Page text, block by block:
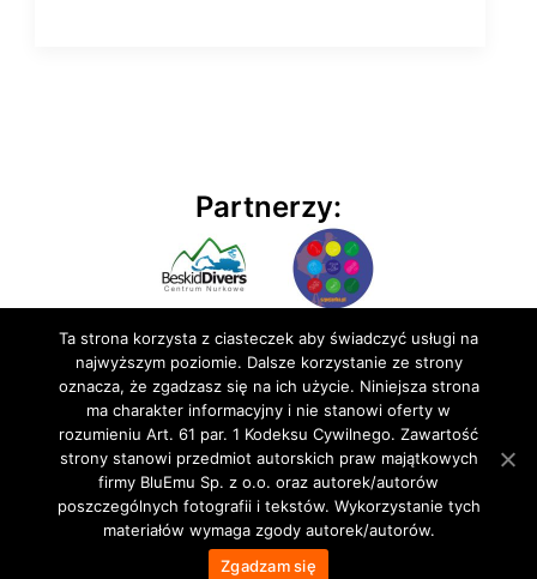
Partnerzy:
© 2020 BluEmu sp. z o.o. Wszelkie prawa zastrzeżone
Ta strona korzysta z ciasteczek aby świadczyć usługi na
najwyższym poziomie. Dalsze korzystanie ze strony
oznacza, że zgadzasz się na ich użycie. Niniejsza strona
ma charakter informacyjny i nie stanowi oferty w
rozumieniu Art. 61 par. 1 Kodeksu Cywilnego. Zawartość
strony stanowi przedmiot autorskich praw majątkowych
firmy BluEmu Sp. z o.o. oraz autorek/autorów
poszczególnych fotografii i tekstów. Wykorzystanie tych
materiałów wymaga zgody autorek/autorów.
Zgadzam się